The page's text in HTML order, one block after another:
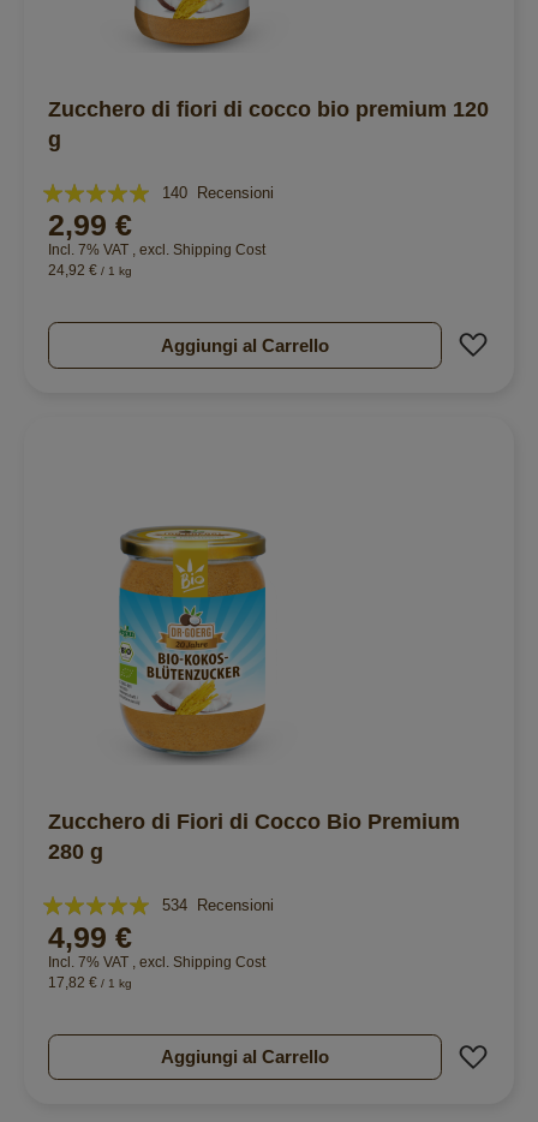
Zucchero di fiori di cocco bio premium 120
g
Valutazione:
98%
140 Recensioni
2,99 €
Incl. 7% VAT , excl. Shipping Cost
24,92 € / 1 kg
Aggiungi al Carrello
Zucchero di Fiori di Cocco Bio Premium
280 g
Valutazione:
98%
534 Recensioni
4,99 €
Incl. 7% VAT excl. Shipping Cost
17,82 € / 1 kg
Aggiungi al Carrello